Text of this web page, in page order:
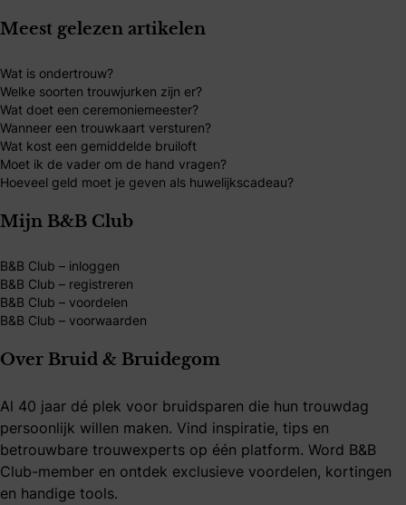
Meest gelezen artikelen
Wat is ondertrouw?
Welke soorten trouwjurken zijn er?
Wat doet een ceremoniemeester?
Wanneer een trouwkaart versturen?
Wat kost een gemiddelde bruiloft
Moet ik de vader om de hand vragen?
Hoeveel geld moet je geven als huwelijkscadeau?
Mijn B&B Club
B&B Club – inloggen
B&B Club – registreren
B&B Club – voordelen
B&B Club – voorwaarden
Over Bruid & Bruidegom
Al 40 jaar dé plek voor bruidsparen die hun trouwdag
persoonlijk willen maken. Vind inspiratie, tips en
betrouwbare trouwexperts op één platform. Word B&B
Club-member en ontdek exclusieve voordelen, kortingen
en handige tools.